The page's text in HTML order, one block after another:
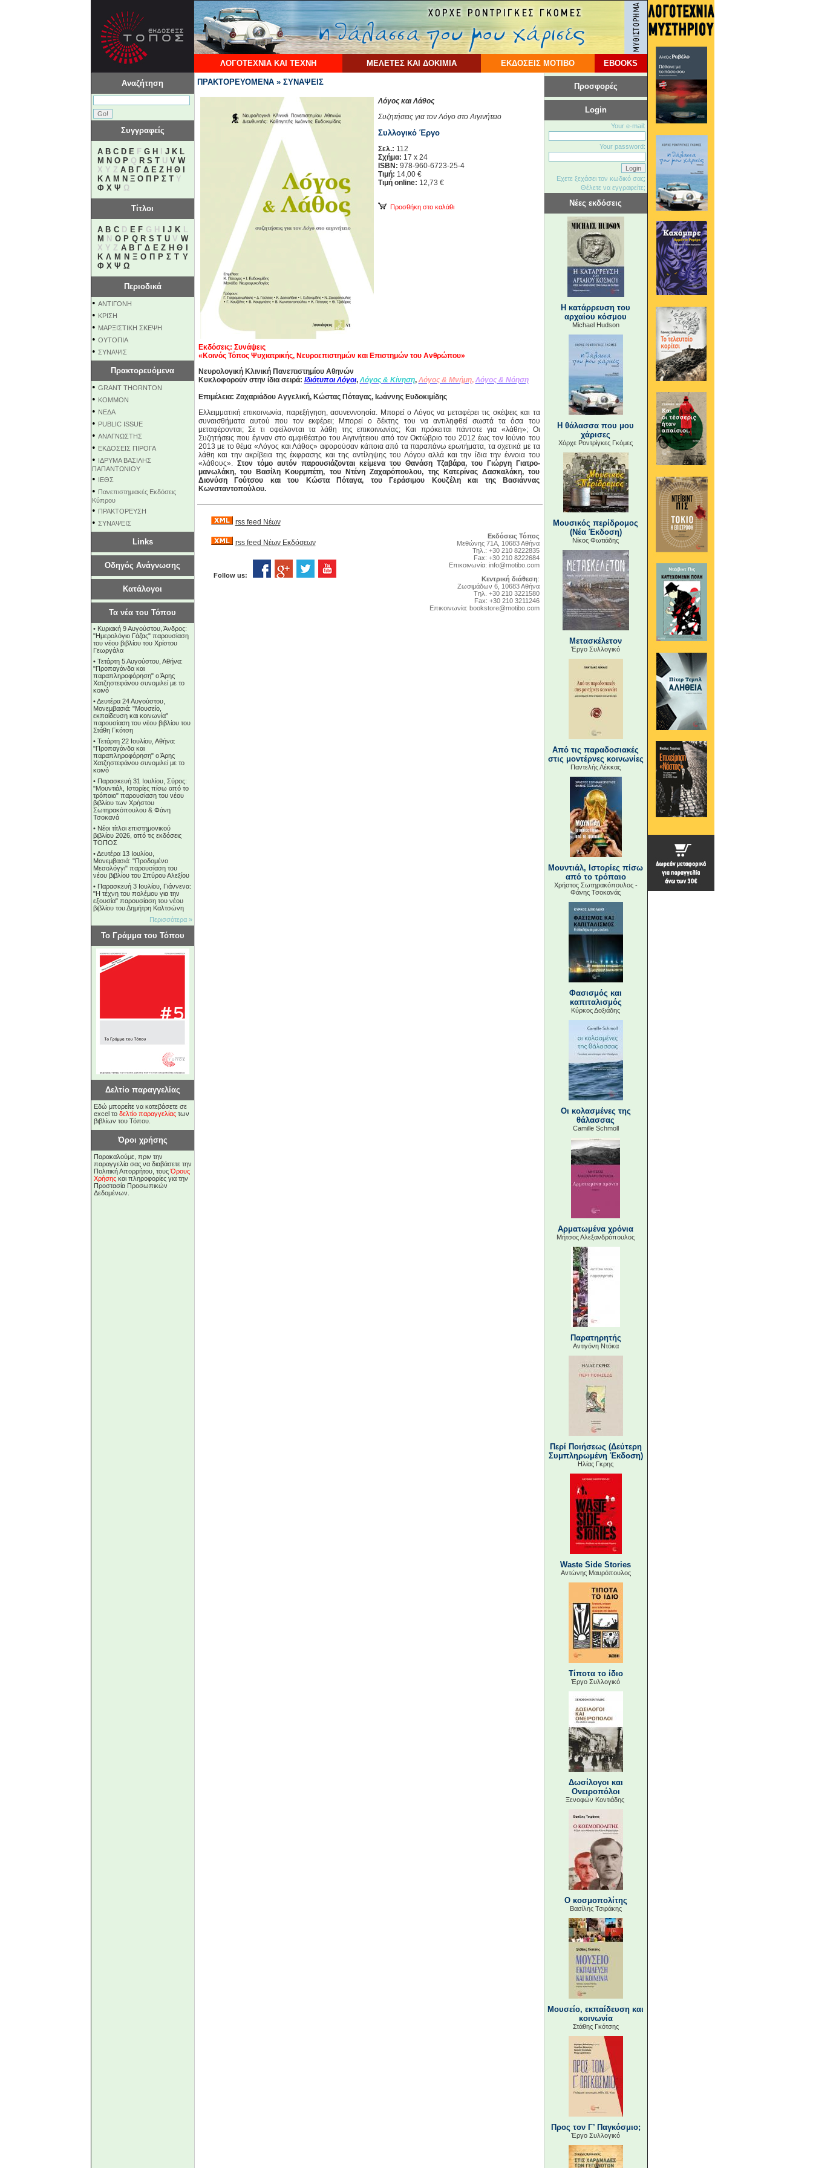
ΛΟΓΟΤΕΧΝΙΑ ΚΑΙ ΤΕΧΝΗ ΜΕΛΕΤΕΣ ΚΑΙ ΔΟΚΙΜΙΑ ΕΚΔΟΣΕΙΣ ΜΟΤΙΒΟ EBOOKS
Αναζήτηση
Συγγραφείς
A B C D EF G H J K L
M N O PQ R S TU V W
X Y Z Α Β Γ Δ Ε Ζ Η Θ
Κ Λ Μ Ν Ξ Ο Π Ρ Σ ΤΥ
Φ Χ Ψ Ω
Τίτλοι
A B CD E F G H J KL
M N O P Q R S T UV W
X Y Z Α Β Γ Δ Ε Ζ Η Θ
Κ Λ Μ Ν Ξ Ο Π Ρ Σ Τ Υ
Φ Χ Ψ Ω
Περιοδικά
• ΑΝΤΙΓΟΝΗ
• ΚΡΙΣΗ
• ΜΑΡΞΙΣΤΙΚΗ ΣΚΕΨΗ
• ΟΥΤΟΠΙΑ
• ΣΥΝΑΨΙΣ
Πρακτορευόμενα
• GRANT THORNTON
• KOMMON
• NEΔΑ
• PUBLIC ISSUE
• ΑΝΑΓΝΩΣΤΗΣ
• ΕΚΔΟΣΕΙΣ ΠΙΡΟΓΑ
• ΙΔΡΥΜΑ ΒΑΣΙΛΗΣ
ΠΑΠΑΝΤΩΝΙΟΥ
• ΙΕΘΣ
• Πανεπιστημιακές Εκδόσεις
Κύπρου
• ΠΡΑΚΤΟΡΕΥΣΗ
• ΣΥΝΑΨΕΙΣ
Links
Οδηγός Ανάγνωσης
Κατάλογοι
Τα νέα του Τόπου
• Κυριακή 9 Αυγούστου, Άνδρος:
"Ημερολόγιο Γάζας" παρουσίαση
του νέου βιβλίου του Χρίστου
Γεωργάλα
• Τετάρτη 5 Αυγούστου, Αθήνα:
"Προπαγάνδα και
παραπληροφόρηση" ο Άρης
Χατζηστεφάνου συνομιλεί με το
κοινό
•Δευτέρα 24 Αυγούστου,
Μονεμβασιά: "Μουσείο,
εκπαίδευση και κοινωνία"
παρουσίαση του νέου βιβλίου του
Στάθη Γκότση
• Τετάρτη 22 Ιουλίου, Αθήνα:
"Προπαγάνδα και
παραπληροφόρηση" ο Άρης
Χατζηστεφάνου συνομιλεί με το
κοινό
• Παρασκευή 31 Ιουλίου, Σύρος:
"Μουντιάλ, Ιστορίες πίσω από το
τρόπαιο" παρουσίαση του νέου
βιβλίου των Χρήστου
Σωτηρακόπουλου & Φάνη
Τσοκανά
• Νέοι τίτλοι επιστημονικού
βιβλίου 2026, από τις εκδόσεις
ΤΟΠΟΣ
•Δευτέρα 13 Ιουλίου,
Μονεμβασιά: "Προδομένο
Μεσολόγγι" παρουσίαση του
νέου βιβλίου του Σπύρου Αλεξίου
• Παρασκευή 3 Ιουλίου, Γιάννενα:
"Η τέχνη του πολέμου για την
εξουσία" παρουσίαση του νέου
βιβλίου του Δημήτρη Καλτσώνη
Περισσότερα »
Το Γράμμα του Τόπου
Δελτίο παραγγελίας
Εδώ μπορείτε να κατεβάσετε σε
excel το δελτίο παραγγελίαςτων
βιβλίων του Τόπου.
Όροι χρήσης
Παρακαλούμε, πριν την
παραγγελία σας να διαβάσετε την
Πολιτική Απορρήτου, τουςΌρους
Χρήσηςκαι πληροφορίες για την
Προστασία Προσωπικών
Δεδομένων.
ΠΡΑΚΤΟΡΕΥΟΜΕΝΑ » ΣΥΝΑΨΕΙΣ
Λόγος και Λάθος
Συζητήσεις για τον Λόγο στο Αιγινήτειο
Συλλογικό Έργο
Σελ.: 112
Σχήμα: 17 x 24
ISBN: 978-960-6723-25-4
Τιμή: 14,00 €
Τιμή online: 12,73 €
Προσθήκη στο καλάθι
Εκδόσεις: Συνάψεις
«Κοινός Τόπος Ψυχιατρικής, Νευροεπιστημών και Επιστημών του Ανθρώπου»
Νευρολογική Κλινική Πανεπιστημίου Αθηνών
Κυκλοφορούν στην ίδια σειρά: Ιδιότυποι Λόγοι,Λόγος & Κίνηση,Λόγος & Μνήμη, Λόγος & Νόηση
Επιμέλεια: Ζαχαριάδου Αγγελική, Κώστας Πόταγας, Ιωάννης Ευδοκιμίδης
Ελλειμματική επικοινωνία, παρεξήγηση, ασυνεννοησία. Μπορεί ο Λόγος να μεταφέρει τις σκέψεις και τα
συναισθήματα αυτού που τον εκφέρει; Μπορεί ο δέκτης του να αντιληφθεί σωστά τα όσα του
μεταφέρονται; Σε τι οφείλονται τα λάθη της επικοινωνίας; Και πρόκειται πάντοτε για «λάθη»; Οι
Συζητήσεις που έγιναν στο αμφιθέατρο του Αιγινήτειου από τον Οκτώβριο του 2012 έως τον Ιούνιο του
2013 με το θέμα «Λόγος και Λάθος» αφορούσαν κάποια από τα παραπάνω ερωτήματα, τα σχετικά με τα
λάθη και την ακρίβεια της έκφρασης και της αντίληψης του Λόγου αλλά και την ίδια την έννοια του
«λάθους». Στον τόμο αυτόν παρουσιάζονται κείμενα του Θανάση Τζαβάρα, του Γιώργη Γιατρο-
μανωλάκη, του Βασίλη Κουρμπέτη, του Ντένη Ζαχαρόπουλου, της Κατερίνας Δασκαλάκη, του
Διονύση Γούτσου και του Κώστα Πόταγα, του Γεράσιμου Κουζέλη και της Βασιάννας
Κωνσταντοπούλου.
rss feed Νέων
rss feed Νέων Εκδόσεων
Follow us:
Εκδόσεις Τόπος
Μεθώνης 71Α, 10683 Αθήνα
Τηλ.: +30 210 8222835
Fax: +30 210 8222684
Επικοινωνία: info@motibo.com
Κεντρική διάθεση:
Zωσιμάδων 6, 10683 Αθήνα
Tηλ. +30 210 3221580
Fax: +30 210 3211246
Επικοινωνία: bookstore@motibo.com
Προσφορές
Login
Your e-mail:
Your password:
Εχετε ξεχάσει τον κωδικό σας;
Θέλετε να εγγραφείτε;
Νέες εκδόσεις
Η κατάρρευση του
αρχαίου κόσμου
Michael Hudson
Η θάλασσα που μου
χάρισες
Χόρχε Ροντρίγκες Γκόμες
Μουσικός περίδρομος
(Νέα Έκδοση)
Νίκος Φωτιάδης
Μετασκέλετον
Έργο Συλλογικό
Από τις παραδοσιακές
στις μοντέρνες κοινωνίες
Παντελής Λέκκας
Μουντιάλ, Ιστορίες πίσω
από το τρόπαιο
Χρήστος Σωτηρακόπουλος -
Φάνης Τσοκανάς
Φασισμός και
καπιταλισμός
Κύρκος Δοξιάδης
Οι κολασμένες της
θάλασσας
Camille Schmoll
Αρματωμένα χρόνια
Μήτσος Αλεξανδρόπουλος
Παρατηρητής
Αντιγόνη Ντόκα
Περί Ποιήσεως (Δεύτερη
Συμπληρωμένη Έκδοση)
Ηλίας Γκρης
Waste Side Stories
Αντώνης Μαυρόπουλος
Τίποτα το ίδιο
Έργο Συλλογικό
Δωσίλογοι και
Ονειροπόλοι
Ξενοφών Κοντιάδης
Ο κοσμοπολίτης
Βασίλης Τσιράκης
Μουσείο, εκπαίδευση και
κοινωνία
Στάθης Γκότσης
Προς τον Γ’ Παγκόσμιο;
Έργο Συλλογικό